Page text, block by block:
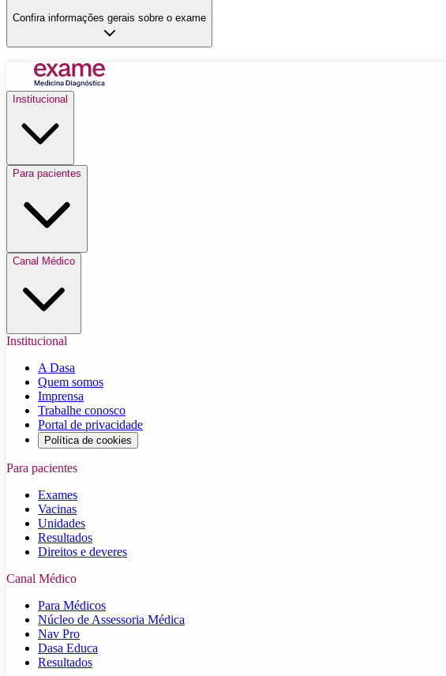
Confira informações gerais sobre o exame
Institucional
Para pacientes
Canal Médico
Institucional
A Dasa
Quem somos
Imprensa
Trabalhe conosco
Portal de privacidade
Política de cookies
Para pacientes
Exames
Vacinas
Unidades
Resultados
Direitos e deveres
Canal Médico
Para Médicos
Núcleo de Assessoria Médica
Nav Pro
Dasa Educa
Resultados